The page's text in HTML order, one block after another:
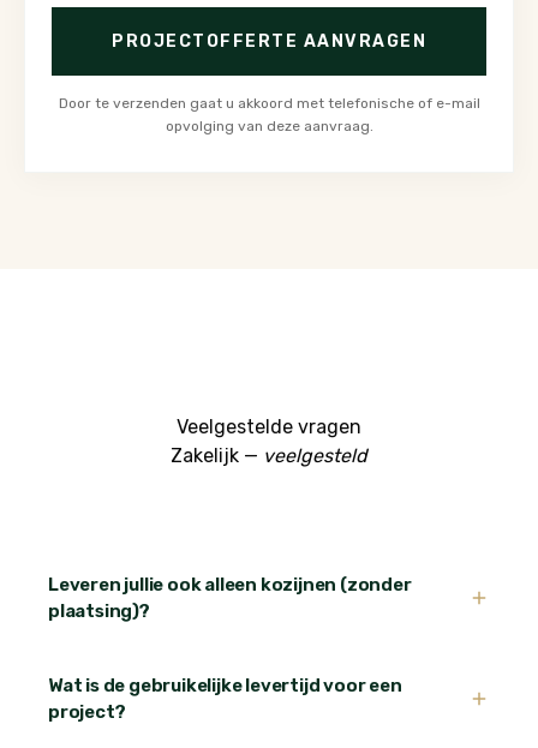
PROJECTOFFERTE AANVRAGEN
Door te verzenden gaat u akkoord met telefonische of e-mail
opvolging van deze aanvraag.
Veelgestelde vragen
Zakelijk — veelgesteld
Leveren jullie ook alleen kozijnen (zonder
plaatsing)?
productie af en zetten eigen monteurs in. Levering komt
bij u op locatie, verpakt en gelabeld per positie. Plaatsing
Wat is de gebruikelijke levertijd voor een
project?